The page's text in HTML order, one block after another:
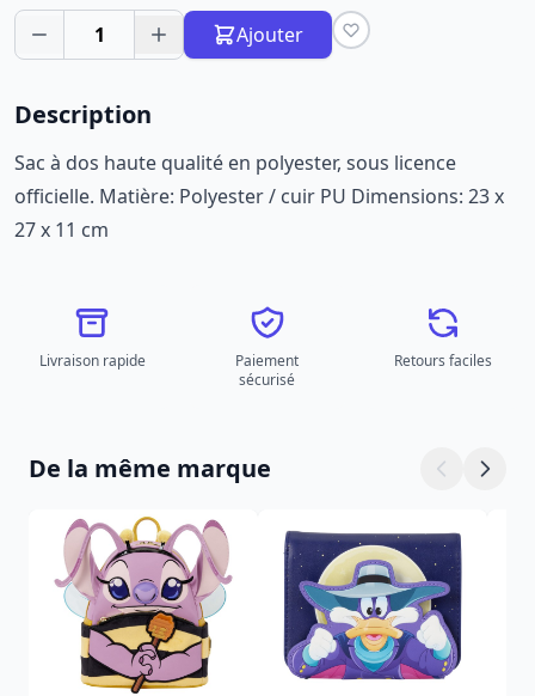
1 Ajouter
Description
Sac à dos haute qualité en polyester, sous licence
officielle. Matière: Polyester / cuir PU Dimensions: 23 x
27 x 11 cm
Livraison rapide
Paiement
sécurisé
Retours faciles
De la même marque